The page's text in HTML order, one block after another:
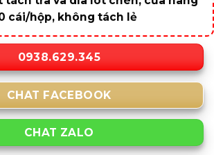
cái/hộp, không tách lẻ
0938.629.345
CHAT FACEBOOK
CHAT ZALO